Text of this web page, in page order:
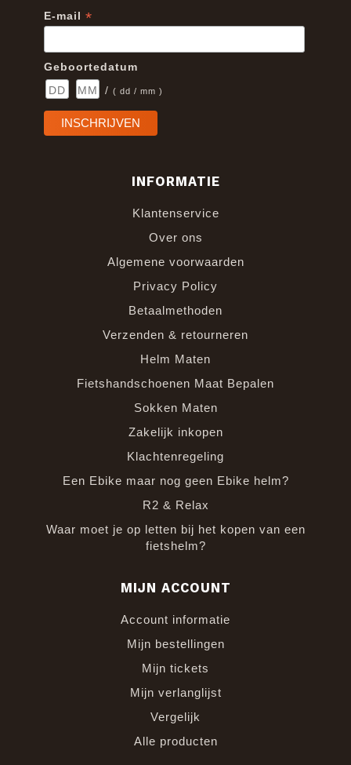
E-mail *
Geboortedatum
/ ( dd / mm )
INFORMATIE
Klantenservice
Over ons
Algemene voorwaarden
Privacy Policy
Betaalmethoden
Verzenden & retourneren
Helm Maten
Fietshandschoenen Maat Bepalen
Sokken Maten
Zakelijk inkopen
Klachtenregeling
Een Ebike maar nog geen Ebike helm?
R2 & Relax
Waar moet je op letten bij het kopen van een
fietshelm?
MIJN ACCOUNT
Account informatie
Mijn bestellingen
Mijn tickets
Mijn verlanglijst
Vergelijk
Alle producten